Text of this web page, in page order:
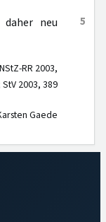
5
neu
RR 2003,
StV 2003, 389
Gaede